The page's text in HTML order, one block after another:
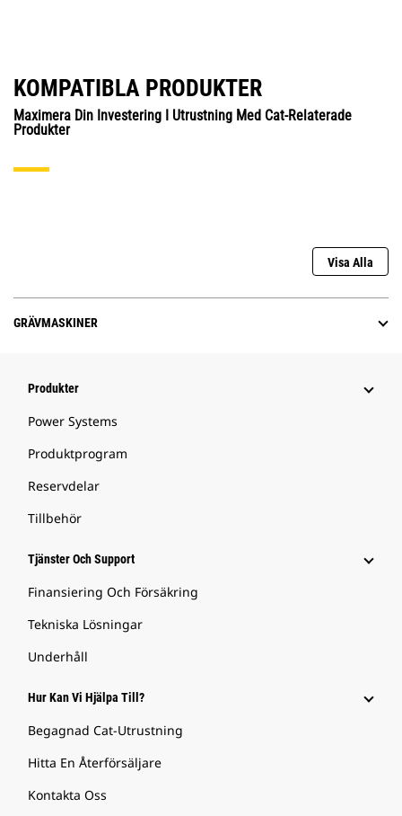
KOMPATIBLA PRODUKTER
Maximera Din Investering I Utrustning Med Cat-Relaterade
Produkter
Visa Alla
GRÄVMASKINER
Produkter
Power Systems
Produktprogram
Reservdelar
Tillbehör
Tjänster Och Support
Finansiering Och Försäkring
Tekniska Lösningar
Underhåll
Hur Kan Vi Hjälpa Till?
Begagnad Cat-Utrustning
Hitta En Återförsäljare
Kontakta Oss